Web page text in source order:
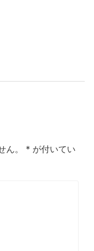
。 * が付いてい